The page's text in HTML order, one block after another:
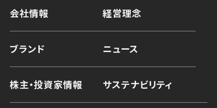
会社情報 経営理念
ブランド ニュース
株主・投資家情報 サステナビリティ